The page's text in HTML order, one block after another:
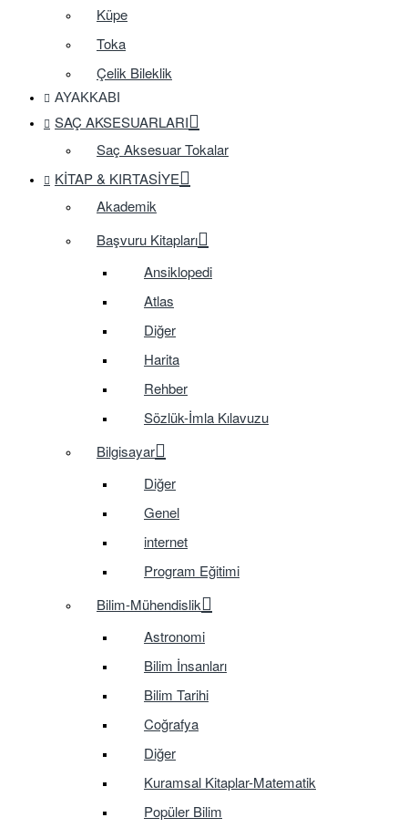
Küpe
Toka
Çelik Bileklik
AYAKKABI
SAÇ AKSESUARLARI
Saç Aksesuar Tokalar
KITAP & KIRTASIYE
Akademik
Başvuru Kitapları
Ansiklopedi
Atlas
Diğer
Harita
Rehber
Sözlük-İmla Kılavuzu
Bilgisayar
Diğer
Genel
internet
Program Eğitimi
Bilim-Mühendislik
Astronomi
Bilim İnsanları
Bilim Tarihi
Coğrafya
Diğer
Kuramsal Kitaplar-Matematik
Popüler Bilim